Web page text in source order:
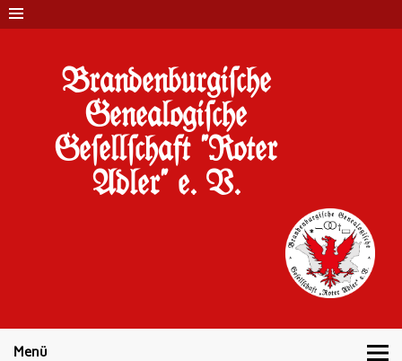
Brandenburgi#che
Genealogi#che
Ge#ell#chaft "Roter
Adler" e. V.
Menü